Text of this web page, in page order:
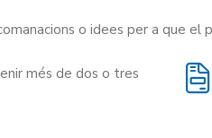
o idees per a que el
més de dos o tres